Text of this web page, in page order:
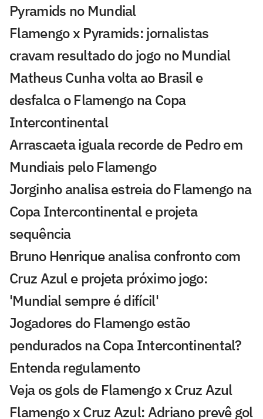
Pyramids no Mundial
Flamengo x Pyramids: jornalistas
cravam resultado do jogo no Mundial
Matheus Cunha volta ao Brasil e
desfalca o Flamengo na Copa
Intercontinental
Arrascaeta iguala recorde de Pedro em
Mundiais pelo Flamengo
Jorginho analisa estreia do Flamengo na
Copa Intercontinental e projeta
sequência
Bruno Henrique analisa confronto com
Cruz Azul e projeta próximo jogo:
'Mundial sempre é difícil'
Jogadores do Flamengo estão
pendurados na Copa Intercontinental?
Entenda regulamento
Veja os gols de Flamengo x Cruz Azul
Flamengo x Cruz Azul: Adriano prevê gol